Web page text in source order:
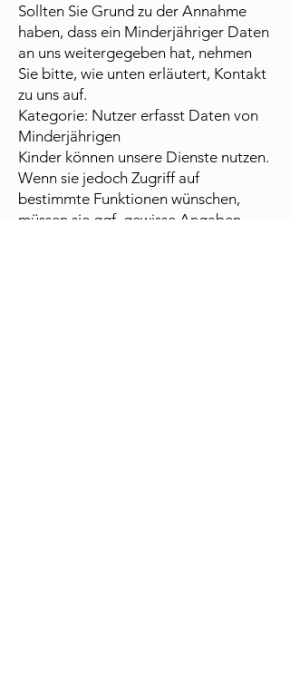
Sollten Sie Grund zu der Annahme
haben, dass ein Minderjähriger Daten
an uns weitergegeben hat, nehmen
Sie bitte, wie unten erläutert, Kontakt
zu uns auf.
Kategorie: Nutzer erfasst Daten von
Minderjährigen
Kinder können unsere Dienste nutzen.
Wenn sie jedoch Zugriff auf
bestimmte Funktionen wünschen,
müssen sie ggf. gewisse Angaben